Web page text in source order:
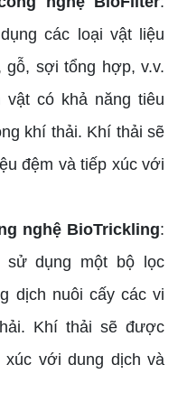
các loại vật liệu
sợi tổng hợp, v.v.
có khả năng tiêu
khí thải. Khí thải sẽ
đệm và tiếp xúc với
nghệ BioTrickling:
sử dụng một bộ lọc
dịch nuôi cấy các vi
Khí thải sẽ được
với dung dịch và